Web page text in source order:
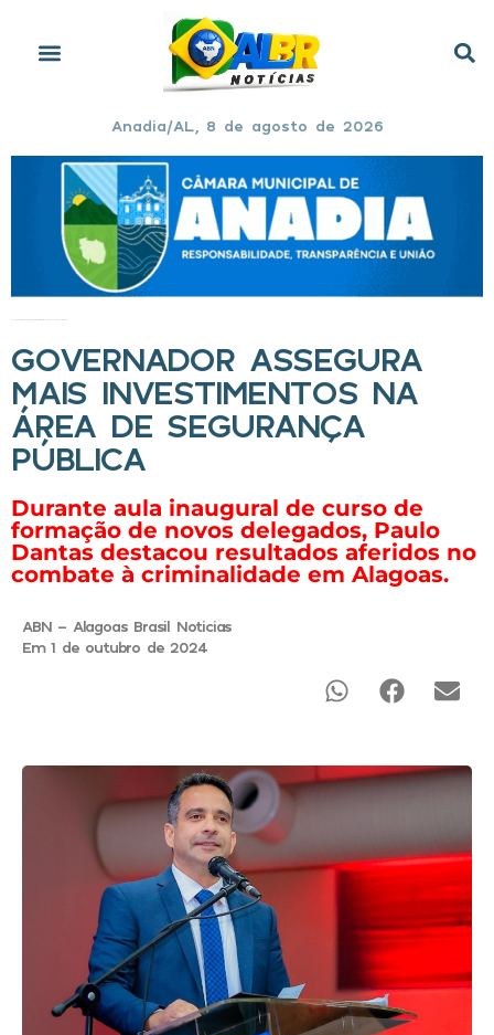
Anadia/AL, 8 de agosto de 2026
GOVERNADOR ASSEGURA
MAIS INVESTIMENTOS NA
ÁREA DE SEGURANÇA
PÚBLICA
Durante aula inaugural de curso de
formação de novos delegados, Paulo
Dantas destacou resultados aferidos no
combate à criminalidade em Alagoas.
ABN - Alagoas Brasil Noticias
Em 1 de outubro de 2024